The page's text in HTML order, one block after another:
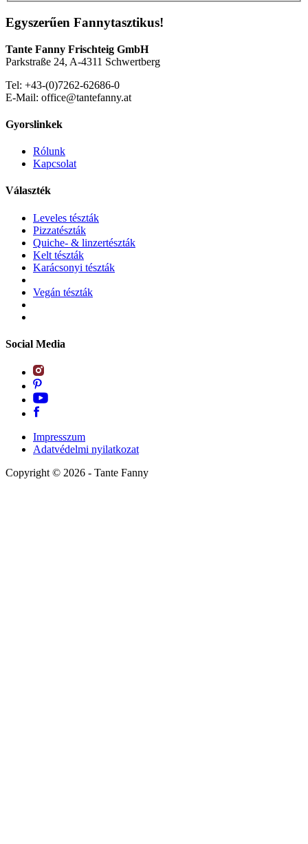
Egyszerűen Fannytasztikus!
Tante Fanny Frischteig GmbH
Parkstraße 24, A-4311 Schwertberg
Tel: +43-(0)7262-62686-0
E-Mail: office@tantefanny.at
Gyorslinkek
Rólunk
Kapcsolat
Választék
Leveles tészták
Pizzatészták
Quiche- & linzertészták
Kelt tészták
Karácsonyi tészták
Vegán tészták
Social Media
Impresszum
Adatvédelmi nyilatkozat
Copyright © 2026 - Tante Fanny